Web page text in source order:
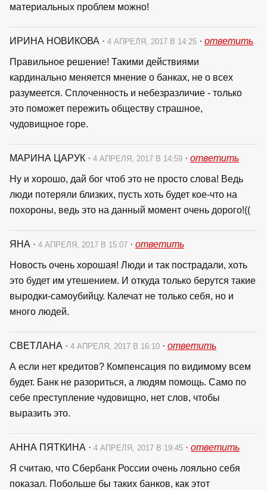
материальных проблем можно!
ИРИНА НОВИКОВА · 4 АПРЕЛЯ, 2017 В 14:25 · ответить
Правильное решение! Такими действиями
кардинально меняется мнение о банках, не о всех
разумеется. Сплоченность и небезразличие - только
это поможет пережить обществу страшное,
чудовищное горе.
МАРИНА ЦАРУК · 4 АПРЕЛЯ, 2017 В 14:59 · ответить
Ну и хорошо, дай бог чтоб это не просто слова! Ведь
люди потеряли близких, пусть хоть будет кое-что на
похороны, ведь это на данный момент очень дорого!((
ЯНА · 4 АПРЕЛЯ, 2017 В 15:07 · ответить
Новость очень хорошая! Люди и так пострадали, хоть
это будет им утешением. И откуда только берутся такие
выродки-самоубийцу. Калечат не только себя, но и
много людей.
СВЕТЛАНА · 4 АПРЕЛЯ, 2017 В 16:10 · ответить
А если нет кредитов? Компенсация по видимому всем
будет. Банк не разориться, а людям помощь. Само по
себе преступление чудовищно, нет слов, чтобы
выразить это.
АННА ПЯТКИНА · 4 АПРЕЛЯ, 2017 В 19:45 · ответить
Я считаю, что Сбербанк России очень лояльно себя
показал. Побольше бы таких банков, как этот